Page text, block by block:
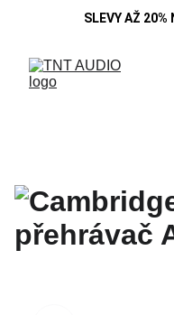
SLEVY AŽ 20%